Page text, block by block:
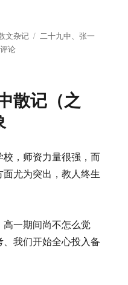
记（之三） — 张一力老师”
文杂记
标
二十九中、张一
论
散记（之
，师资力量很强，而
尤为突出，教人终生
一期间尚不怎么觉
我们开始全心投入备